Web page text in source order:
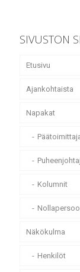
SIVUSTON
Etusivu
Ajankohtaista
Napakat
Kolumnit
Näkökulma
Henkilöt